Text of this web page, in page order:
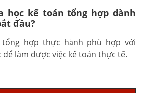
học kế toán tổng hợp dành
đầu?
tổng hợp thực hành phù hợp với
làm được việc kế toán thực tế.